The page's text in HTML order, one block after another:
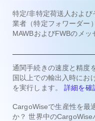
特定/非特定荷送人およ
業者（特定フォワーダー
MAWBおよびFWBのメッ
通関手続きの速度と精度
国以上での輸出入時にお
を実行します。詳細を確
CargoWiseで生産性を最
か？ 世界中のCargoWise